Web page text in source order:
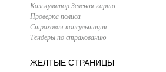
Калькулятор Зеленая карта
Проверка полиса
Страховая консультация
Тендеры по страхованию
ЖЕЛТЫЕ СТРАНИЦЫ